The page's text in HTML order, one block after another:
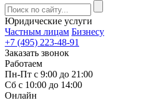
Юридические услуги
Частным лицам Бизнесу
+7 (495) 223-48-91
Заказать звонок
Работаем
Пн-Пт с 9:00 до 21:00
Сб с 10:00 до 14:00
Онлайн